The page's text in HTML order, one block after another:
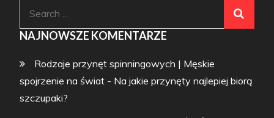
NAJNOWSZE KOMENTARZE
Rodzaje przynęt spinningowych | Męskie
spojrzenie na świat - Na jakie przynęty najlepiej biorą
szczupaki?